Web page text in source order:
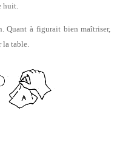
huit.
Quant à figurait bien maîtriser,
la table.